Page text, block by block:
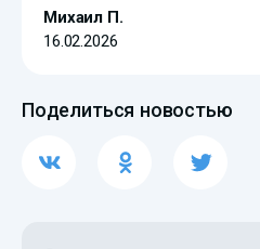
Михаил П.
16.02.2026
Поделиться новостью